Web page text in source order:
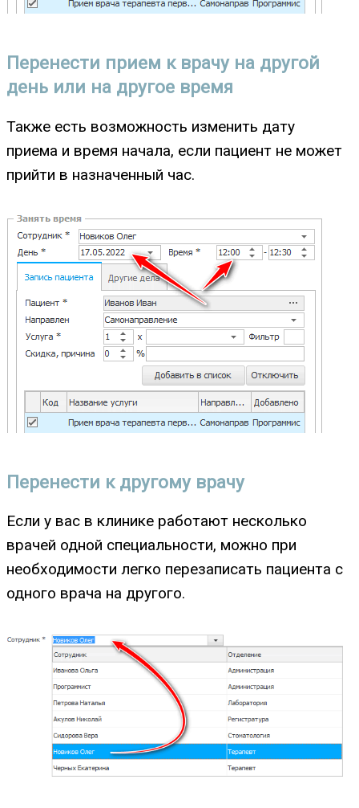
Перенести прием к врачу на другой
день или на другое время
Также есть возможность изменить дату
приема и время начала, если пациент не может
прийти в назначенный час.
Перенести к другому врачу
Если у вас в клинике работают несколько
врачей одной специальности, можно при
необходимости легко перезаписать пациента с
одного врача на другого.